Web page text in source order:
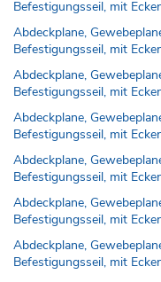
Befestigungsseil, mit
Abdeckplane,
Befestigungsseil, mit
Abdeckplane,
Befestigungsseil, mit
Abdeckplane,
Befestigungsseil, mit
Abdeckplane,
Befestigungsseil, mit
Abdeckplane,
Befestigungsseil, mit
Abdeckplane,
Befestigungsseil, mit